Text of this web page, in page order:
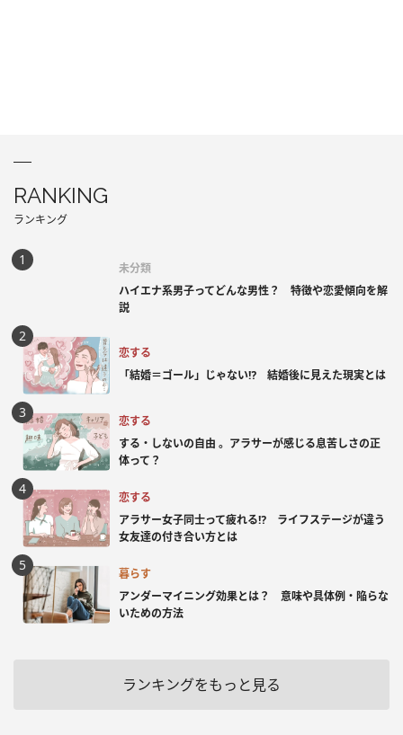
RANKING
ランキング
未分類
ハイエナ系男子ってどんな男性？ 特徴や恋愛傾向を解
説
恋する
「結婚＝ゴール」じゃない⁉ 結婚後に見えた現実とは
恋する
する・しないの自由 。アラサーが感じる息苦しさの正
体って？
恋する
アラサー女子同士って疲れる⁉ ライフステージが違う
女友達の付き合い方とは
暮らす
アンダーマイニング効果とは？ 意味や具体例・陥らな
いための方法
ランキングをもっと見る